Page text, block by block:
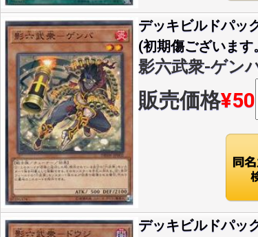
デッキビルドパッ
(初期傷ございます
影六武衆-ゲン
販売価格¥50
デッキビルドパッ